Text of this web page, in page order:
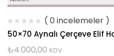
( 0 incelemeler )
50×70 Aynalı Çerçeve Elif
₺4.000,00 KDV